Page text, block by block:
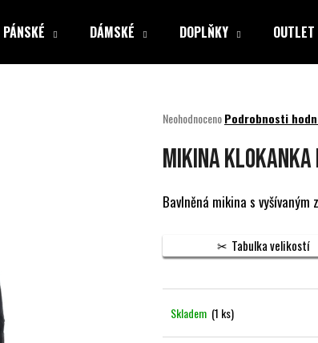
PÁNSKÉ DÁMSKÉ DOPLŇKY OUTLET
Průměrné
produktu
je
z
5
NeohodnocenoPodrobnosti
MIKINA
Bavlněná mikina s
Tabulka velikostí
Skladem (1 ks)
HLEDAT